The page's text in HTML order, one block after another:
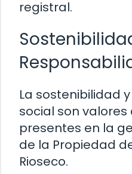
registral.
La sostenibilidad
social son
presentes en la
de la Propiedad
Rioseco.